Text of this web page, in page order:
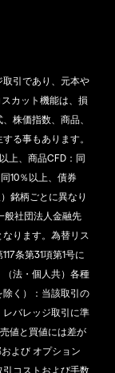
引であり、元本や
カット機能は、損
株価指数、商品、
る事もあります。
上、商品CFD：同
10％以上、債券
銘柄ごとに異なり
般社団法人金融先
ります。為替リス
条第31項第1号に
法・個人共）各種
く）：当該取引の
バレッジ取引に準
値と買値には差が
よび オプション
コストおよび手数